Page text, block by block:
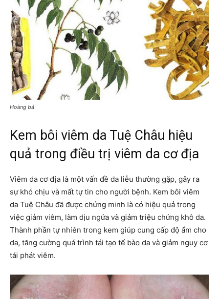
Hoàng bá
Kem bôi viêm da Tuệ Châu hiệu
quả trong điều trị viêm da cơ địa
Viêm da cơ địa là một vấn đề da liễu thường gặp, gây ra
sự khó chịu và mất tự tin cho người bệnh. Kem bôi viêm
da Tuệ Châu đã được chứng minh là có hiệu quả trong
việc giảm viêm, làm dịu ngứa và giảm triệu chứng khô da.
Thành phần tự nhiên trong kem giúp cung cấp độ ẩm cho
da, tăng cường quá trình tái tạo tế bào da và giảm nguy cơ
tái phát viêm.